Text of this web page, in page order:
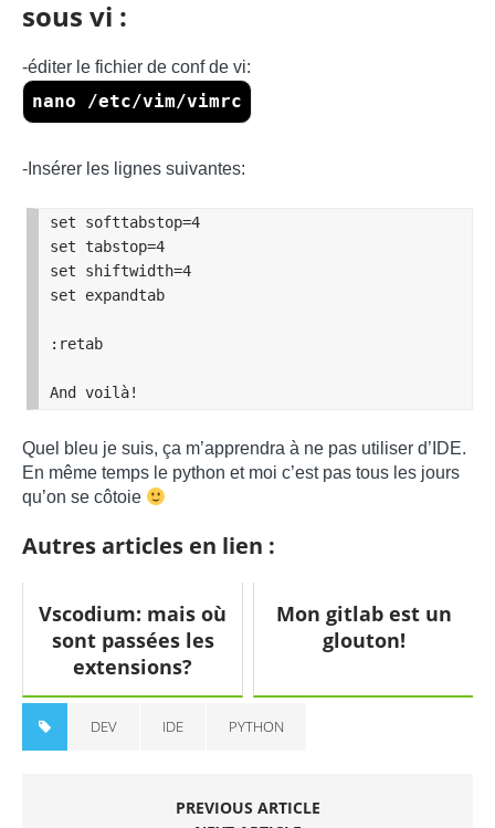
sous vi :
-éditer le fichier de conf de vi:
nano /etc/vim/vimrc
-Insérer les lignes suivantes:
set softtabstop=4
set tabstop=4
set shiftwidth=4
set expandtab
:retab
And voilà!
Quel bleu je suis, ça m’apprendra à ne pas utiliser d’IDE.
En même temps le python et moi c’est pas tous les jours
qu’on se côtoie
Autres articles en lien :
Vscodium: mais où
sont passées les
extensions?
Mon gitlab est un
glouton!
DEV IDE PYTHON
PREVIOUS ARTICLE